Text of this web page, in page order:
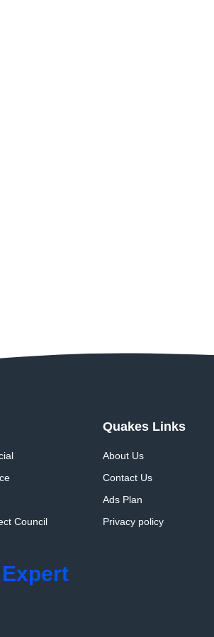
Council
Quakes Links
About Us
Contact Us
Ads Plan
Privacy policy